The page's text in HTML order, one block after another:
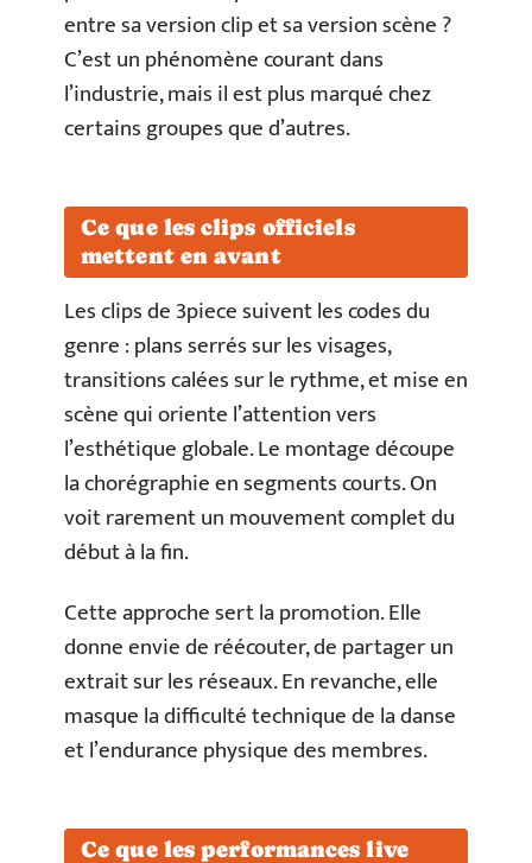
entre sa version clip et sa version scène ?
C’est un phénomène courant dans
l’industrie, mais il est plus marqué chez
certains groupes que d’autres.
Ce que les clips officiels
mettent en avant
Les clips de 3piece suivent les codes du
genre : plans serrés sur les visages,
transitions calées sur le rythme, et mise en
scène qui oriente l’attention vers
l’esthétique globale. Le montage découpe
la chorégraphie en segments courts. On
voit rarement un mouvement complet du
début à la fin.
Cette approche sert la promotion. Elle
donne envie de réécouter, de partager un
extrait sur les réseaux. En revanche, elle
masque la difficulté technique de la danse
et l’endurance physique des membres.
Ce que les performances live